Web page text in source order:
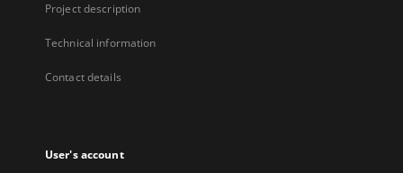
Project description
Technical information
Contact details
User's account